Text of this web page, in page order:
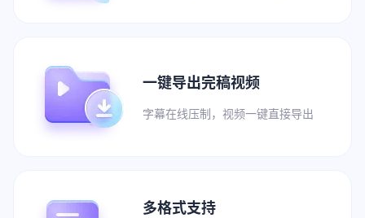
一键导出完稿视频
字幕在线压制，视频一键直接导出
多格式支持